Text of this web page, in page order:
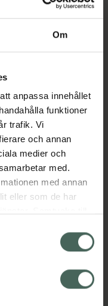
Om
anpassa innehållet
funktioner
trafik. Vi
och annan
medier och
med.
med annan
eller som de har
påverkar inte
innan återkallelsen.
innan
hittar oss från Skåne i